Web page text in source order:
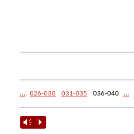
... 026-030 031-035 036-040 ...
Vm P